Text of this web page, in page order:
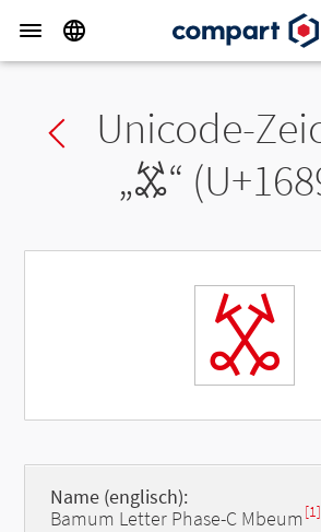
Previous char
Unicode-
„𖢛“
𖢛
Name (englisch):
Bamum Letter Phase-C Mbeum [1]